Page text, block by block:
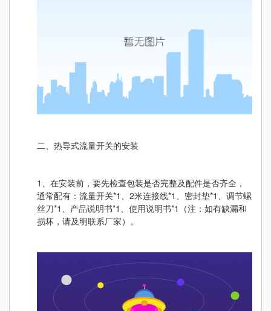
二、热导式流量开关的安装
1、在安装前，要先检查包装是否完整及配件是否齐全，
通常配有：流量开关*1、2米连接线*1、密封垫*1、调节螺
丝刀*1、产品说明书*1、使用说明书*1（注：如有缺漏和
损坏，请及明联系厂家）。